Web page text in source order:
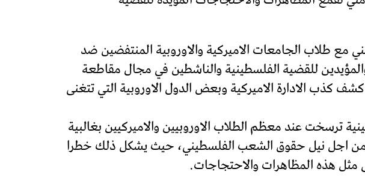
مع طلاب الجامعات الاميركية والاوروبية المنتفضين ضد
والمؤيدين للقضية الفلسطينية والناشطين في مجال مقاطعة
الادارة الاميركية وبعض الدول الاوروبية التي تتغنى
ترسخت عند معظم الطلاب الاوروبيين والاميركيين بغالبية
من اجل نيل حقوق الشعب الفلسطيني، حيث يشكل ذلك خطرا
مثل هذه المظاهرات والاحتجاجات.